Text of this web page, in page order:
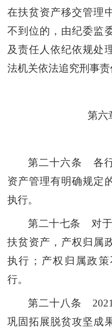
在扶贫资产移交管理
不到位的，由纪委监
及责任人依纪依规处
法机关依法追究刑事责
第六
第二十六条 各
资产管理有明确规定
执行。
第二十七条 对于
扶贫资产，产权归属
执行；产权归属政
行。
第二十八条
巩固拓展脱贫攻坚成